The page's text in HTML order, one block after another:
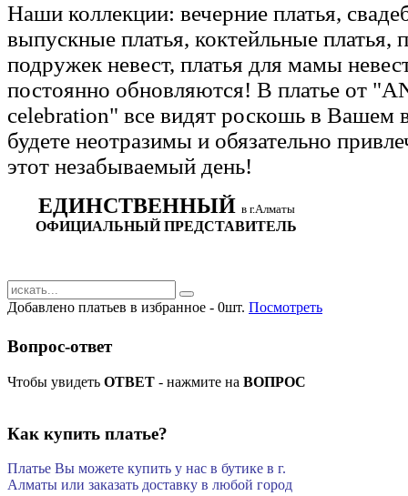
Наши коллекции: вечерние платья,
выпускные платья, коктейльные платья,
подружек невест, платья для мамы
постоянно обновляются! В платье от
celebration" все видят роскошь в Вашем
будете неотразимы и обязательно
этот незабываемый день!
ЕДИНСТВЕННЫЙ в г.Алматы
ОФИЦИАЛЬНЫЙ ПРЕДСТАВИТЕЛЬ
Добавлено платьев в избранное - 0шт. Посмотреть
Вопрос-ответ
Чтобы увидеть ОТВЕТ - нажмите на ВОПРОС
Как купить платье?
Платье Вы можете купить у нас в бутике в г.
Алматы или заказать доставку в любой город